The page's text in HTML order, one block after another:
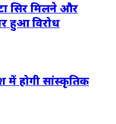
सिर मिलने और
हुआ विरोध
में होगी सांस्कृतिक